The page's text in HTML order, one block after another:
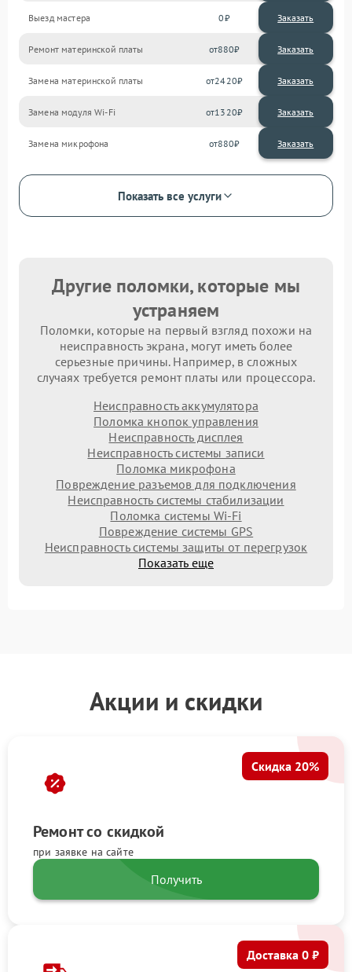
Выезд мастера 0 Заказать
Ремонт материнской платы 880
Замена материнской платы 2420
Замена модуля Wi-Fi 1320
Замена микрофона 880
Показать все услуги
Другие поломки, которые мы
устраняем
Поломки, которые на первый взгляд похожи на
неисправность экрана, могут иметь более
серьезные причины. Например, в сложных
случаях требуется ремонт платы или процессора.
Неисправность аккумулятора
Поломка кнопок управления
Неисправность дисплея
Неисправность системы записи
Поломка микрофона
Повреждение разъемов для подключения
Неисправность системы стабилизации
Поломка системы Wi-Fi
Повреждение системы GPS
Неисправность системы защиты от перегрузок
Показать еще
Акции и скидки
Ремонт со скидкой
при заявке на сайте
Скидка 20%
Получить
Доставка 0 ₽